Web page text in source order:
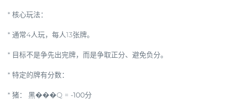
* 核心玩法：
* 通常4人玩，每人13张牌。
* 目标不是争先出完牌，而是争取正分、避免负分。
* 特定的牌有分数：
* 猪： 黑���Q = -100分